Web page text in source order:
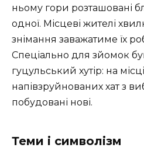
ньому гори розташовані
одної. Місцеві жителі
знімання заважатиме їх
Спеціально для зйомок
гуцульський хутір: на
напівзруйнованих хат з
побудовані нові.
Теми і символізм